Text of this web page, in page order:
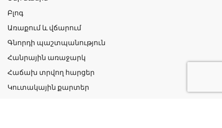
Բլոգ
Առաքում և վճարում
Գնորդի պաշտպանություն
Հանրային առաջարկ
Հաճախ տրվող հարցեր
Կուտակային քարտեր